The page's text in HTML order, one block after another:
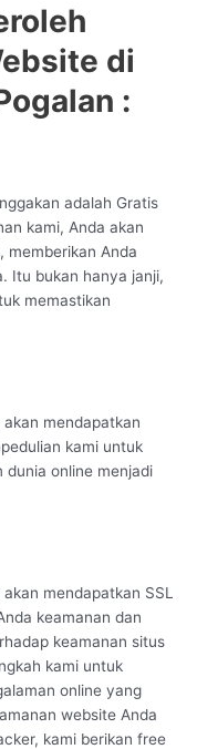
di
:
adalah Gratis
kami, Anda akan
memberikan Anda
Itu bukan hanya janji,
memastikan
mendapatkan
kami untuk
dunia online menjadi
mendapatkan SSL
keamanan dan
keamanan situs
kami untuk
online yang
website Anda
kami berikan free